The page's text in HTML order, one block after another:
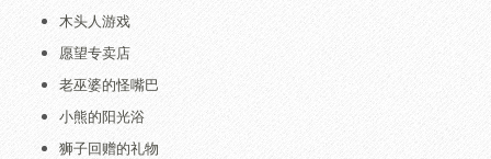
木头人游戏
愿望专卖店
老巫婆的怪嘴巴
小熊的阳光浴
狮子回赠的礼物